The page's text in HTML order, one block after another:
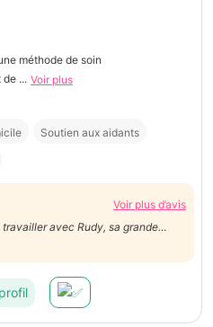
méthode de soin
... Voir plus
Soutien aux aidants
Voir plus d’avis
avec Rudy, sa grande
fort apprécié. J'ai passer un super